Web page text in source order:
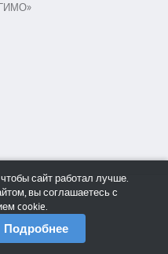
сайт работал лучше.
вы соглашаетесь с
cookie.
Подробнее